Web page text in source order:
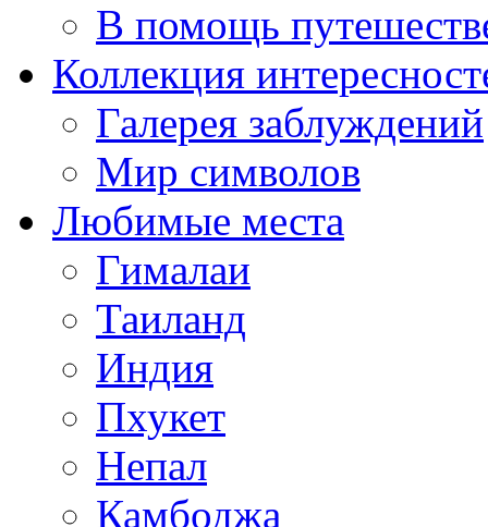
В помощь
Коллекция
Галерея заблуждений
Мир символов
Любимые места
Гималаи
Таиланд
Индия
Пхукет
Непал
Камбоджа